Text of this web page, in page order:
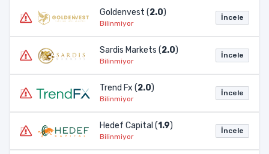
Goldenvest (2.0)
Bilinmiyor
İncele
Sardis Markets (2.0)
Bilinmiyor
İncele
Trend Fx (2.0)
Bilinmiyor
İncele
Hedef Capital (1.9)
Bilinmiyor
İncele